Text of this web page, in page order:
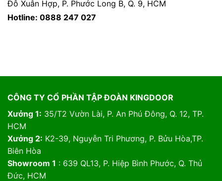
Đỗ Xuân Hợp, P. Phước Long B, Q. 9, HCM
Hotline: 0888 247 027
CÔNG TY CỔ PHẦN TẬP ĐOÀN KINGDOOR
Xưởng 1: 35/T2 Vườn Lài, P. An Phú Đông, Q. 12, TP.
HCM
Xưởng 2: K2-39, Nguyễn Tri Phương, P. Bửu Hòa,TP.
Biên Hòa
Showroom 1 : 639 QL13, P. Hiệp Bình Phước, Q. Thủ
Đức, HCM